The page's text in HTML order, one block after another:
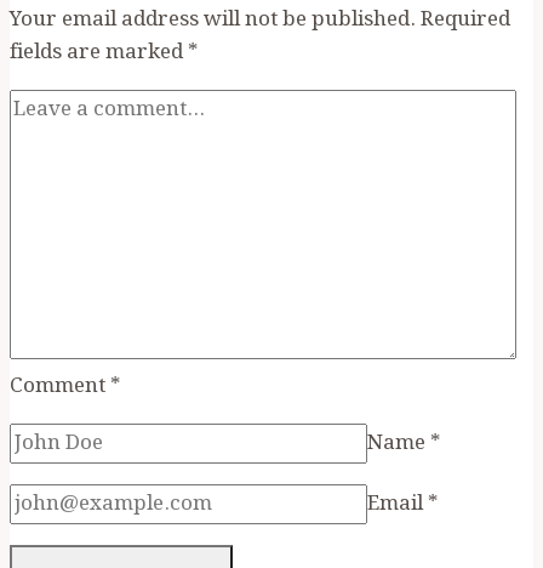
Your email address will not be published.Required
fields are marked*
Comment*
Name *
Email*